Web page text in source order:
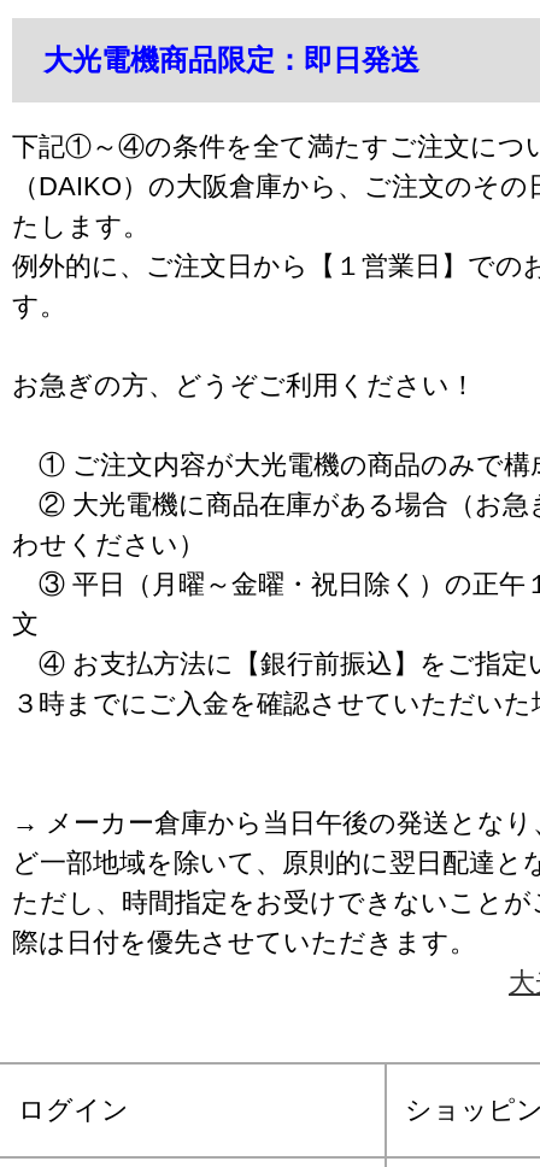
大光電機商品限定：即日発送
下記①～④の条件を全て満たすご注文につ
（DAIKO）の大阪倉庫から、ご注文のそ
たします。
例外的に、ご注文日から【１営業日】での
す。
お急ぎの方、どうぞご利用ください！
① ご注文内容が大光電機の商品のみで構
② 大光電機に商品在庫がある場合（お急
わせください）
③ 平日（月曜～金曜・祝日除く）の正午
文
④ お支払方法に【銀行前振込】をご指定
３時までにご入金を確認させていただいた
→ メーカー倉庫から当日午後の発送となり
ど一部地域を除いて、原則的に翌日配達と
ただし、時間指定をお受けできないこと
際は日付を優先させていただきます。
ログイン ショッピ